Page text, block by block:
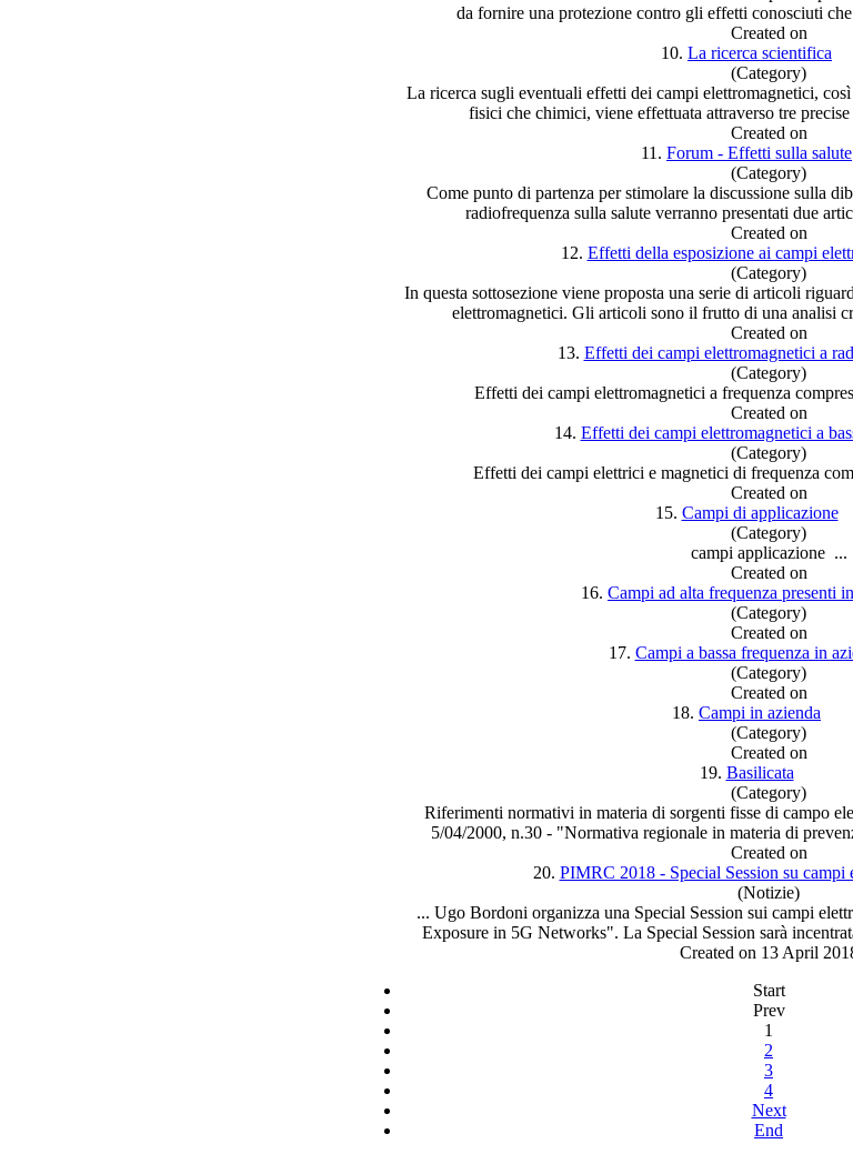
da fornire una protezione contro gli effetti conosciuti
Created on
10. La ricerca scientifica
(Category)
La ricerca sugli eventuali effetti dei campi elettromagnetici,
fisici che chimici, viene effettuata attraverso tre
Created on
11. Forum - Effetti sulla salute
(Category)
Come punto di partenza per stimolare la discussione sulla
radiofrequenza sulla salute verranno presentati due
Created on
12. Effetti della esposizione ai campi
(Category)
In questa sottosezione viene proposta una serie di articoli
elettromagnetici. Gli articoli sono il frutto di una analisi
Created on
13. Effetti dei campi elettromagnetici a
(Category)
Effetti dei campi elettromagnetici a frequenza
Created on
14. Effetti dei campi elettromagnetici a
(Category)
Effetti dei campi elettrici e magnetici di frequenza
Created on
15. Campi di applicazione
(Category)
campi applicazione ...
Created on
16. Campi ad alta frequenza presenti
(Category)
Created on
17. Campi a bassa frequenza in
(Category)
Created on
18. Campi in azienda
(Category)
Created on
19. Basilicata
(Category)
Riferimenti normativi in materia di sorgenti fisse di campo
5/04/2000, n.30 - "Normativa regionale in materia di
Created on
20. PIMRC 2018 - Special Session su campi
(Notizie)
... Ugo Bordoni organizza una Special Session sui campi
Exposure in 5G Networks". La Special Session sarà
Created on 13 April
Start
Prev
1
2
3
4
Next
End